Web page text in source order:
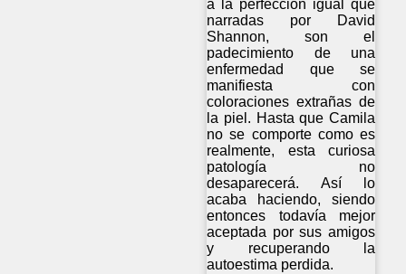
a la perfección igual que
narradas por David
Shannon, son el
padecimiento de una
enfermedad que se
manifiesta con
coloraciones extrañas de
la piel. Hasta que Camila
no se comporte como es
realmente, esta curiosa
patología no
desaparecerá. Así lo
acaba haciendo, siendo
entonces todavía mejor
aceptada por sus amigos
y recuperando la
autoestima perdida.